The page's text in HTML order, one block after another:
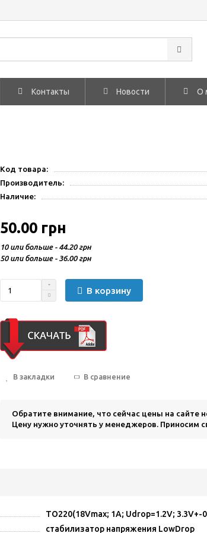
Контакты Новости О
Код товара:
Производитель:
Наличие:
50.00 грн
10 или больше - 44.20 грн
50 или больше - 36.00 грн
В корзину
В закладки В сравнение
Обратите внимание, что сейчас цены на сайте
Цену нужно уточнять у менеджеров. Приносим
TO220(18Vmax; 1A; Udrop=1.2V; 3.3V+-
стабилизатор напряжения LowDrop